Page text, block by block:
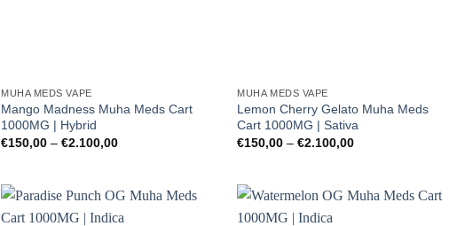
MUHA MEDS VAPE
Mango Madness Muha Meds Cart
1000MG | Hybrid
€150,00 –€2.100,00Preisspanne:
MUHA MEDS VAPE
Lemon Cherry Gelato Muha Meds
Cart 1000MG | Sativa
€150,00 –€2.100,00Preisspanne: